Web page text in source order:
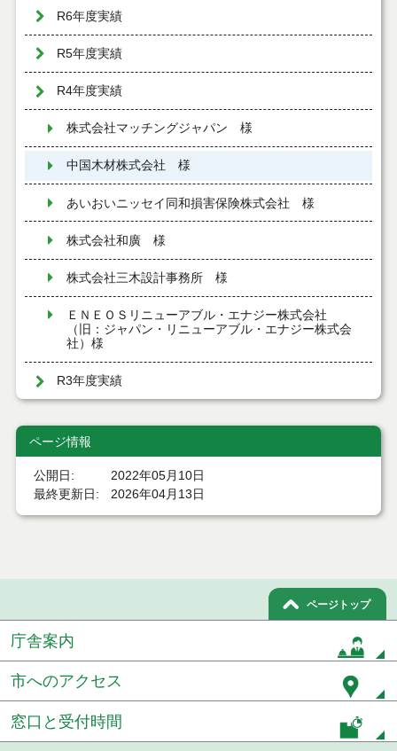
R6年度実績
R5年度実績
R4年度実績
株式会社マッチングジャパン 様
中国木材株式会社 様
あいおいニッセイ同和損害保険株式会社 様
株式会社和廣 様
株式会社三木設計事務所 様
ＥＮＥＯＳリニューアブル・エナジー株式会社
（旧：ジャパン・リニューアブル・エナジー株式会
社）様
R3年度実績
ページ情報
公開日
2022年05月10日
最終更新日
2026年04月13日
ページトップ
庁舎案内
市へのアクセス
窓口と受付時間